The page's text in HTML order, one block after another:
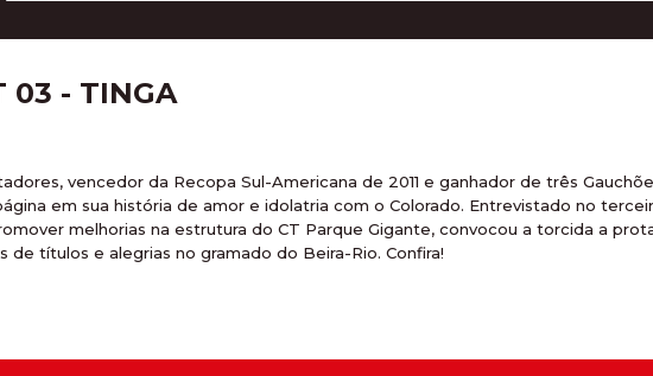
03 - TINGA
vencedor da Recopa Sul-Americana de 2011 e ganhador de três
em sua história de amor e idolatria com o Colorado. Entrevistado no
melhorias na estrutura do CT Parque Gigante, convocou a torcida a
de títulos e alegrias no gramado do Beira-Rio. Confira!